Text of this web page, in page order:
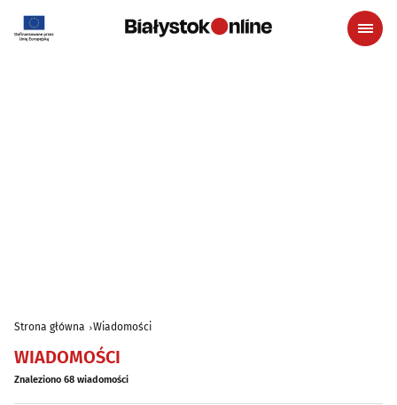
Strona główna Wiadomości
WIADOMOŚCI
Znaleziono 68 wiadomości